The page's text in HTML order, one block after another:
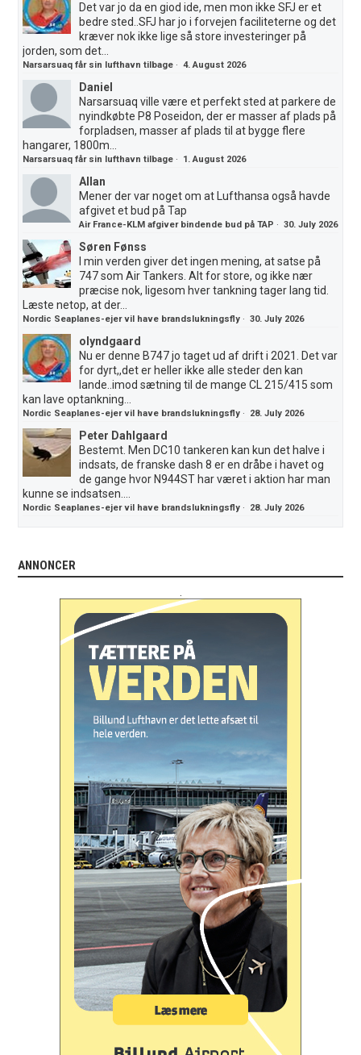
Det var jo da en giod ide, men mon ikke SFJ er et
bedre sted..SFJ har jo i forvejen faciliteterne og det
kræver nok ikke lige så store investeringer på
jorden, som det...
Narsarsuaq får sin lufthavn tilbage ·4. August 2026
Daniel
Narsarsuaq ville være et perfekt sted at parkere de
nyindkøbte P8 Poseidon, der er masser af plads på
forpladsen, masser af plads til at bygge flere
hangarer, 1800m...
Narsarsuaq får sin lufthavn tilbage · 1. August 2026
Allan
Mener der var noget om at Lufthansa også havde
afgivet et bud på Tap
Air France-KLM afgiver bindende bud på TAP ·30. July 2026
Søren Fønss
I min verden giver det ingen mening, at satse på
747 som Air Tankers. Alt for store, og ikke nær
præcise nok, ligesom hver tankning tager lang tid.
Læste netop, at der...
Nordic Seaplanes-ejer vil have brandslukningsfly ·30. July 2026
olyndgaard
Nu er denne B747 jo taget ud af drift i 2021. Det var
for dyrt,,det er heller ikke alle steder den kan
lande..imod sætning til de mange CL 215/415 som
kan lave optankning...
Nordic Seaplanes-ejer vil have brandslukningsfly · 28. July 2026
Peter Dahlgaard
Bestemt. Men DC10 tankeren kan kun det halve i
indsats, de franske dash 8 er en dråbe i havet og
de gange hvor N944ST har været i aktion har man
kunne se indsatsen....
Nordic Seaplanes-ejer vil have brandslukningsfly · 28. July 2026
ANNONCER